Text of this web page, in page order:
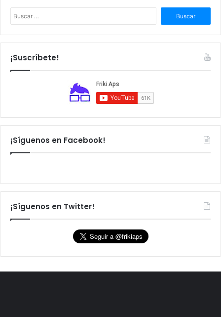
s
c
¡Suscríbete!
¡Síguenos en Facebook!
¡Síguenos en Twitter!